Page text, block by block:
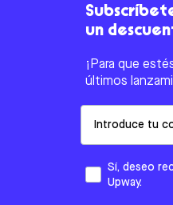
un
¡Para que
últimos
Sí, deseo
Upway.